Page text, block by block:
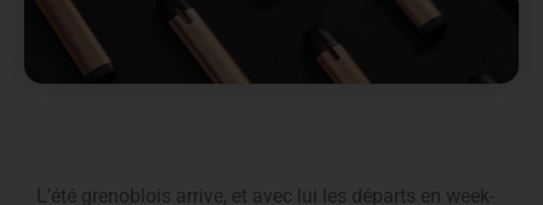
L’été grenoblois arrive, et avec lui les départs en week-